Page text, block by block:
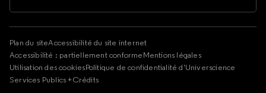
Plan du siteAccessibilité du site internet
Accessibilité : partiellement conformeMentions légales
Utilisation des cookiesPolitique de confidentialité d'Universcience
Services Publics +Crédits